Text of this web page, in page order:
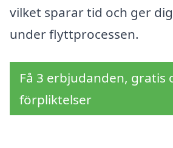
vilket sparar tid och ger
under flyttprocessen.
Få 3 erbjudanden, gratis
förpliktelser